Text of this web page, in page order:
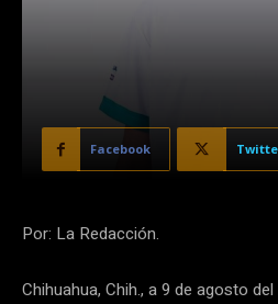
Facebook
Por: La Redacción.
Chihuahua, Chih., a 9 de agosto